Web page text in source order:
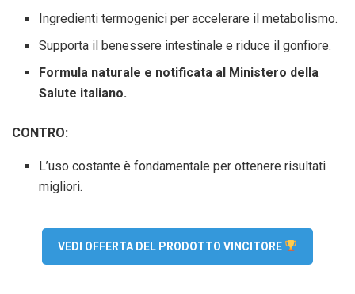
Ingredienti termogenici per accelerare il metabolismo.
Supporta il benessere intestinale e riduce il gonfiore.
Formula naturale e notificata al Ministero della
Salute italiano.
CONTRO:
L’uso costante è fondamentale per ottenere risultati
migliori.
VEDI OFFERTA DEL PRODOTTO VINCITORE